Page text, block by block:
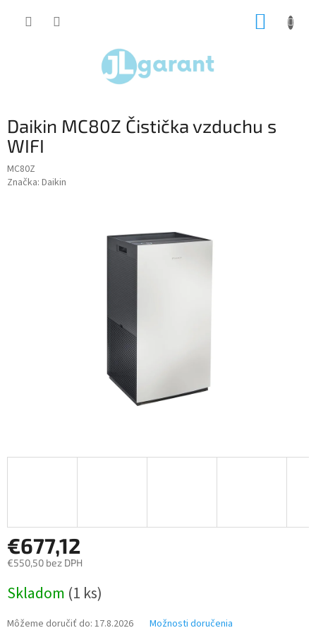
Daikin MC80Z Čistička vzduchu s
WIFI
MC80Z
Značka: Daikin
€677,12
€550,50 bez DPH
cena:
Skladom (1 ks)
Môžeme doručiť do: 17.8.2026 Možnosti doručenia